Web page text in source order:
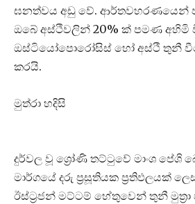
ඝනත්වය අඩු වේ. ආර්තවහරණයෙන්
ඔබේ අස්ථිවලින් 20% ක් පමණ අහිමි
ඔස්ටියෝපොරෝසිස් හෝ අස්ථි තුනී
කරයි.
මුත්රා හදිසි
දුර්වල වූ ශ්‍රෝණි තට්ටුවේ මාංශ
මාර්ගයේ දරු ප්‍රසූතියක ප්‍රතිඵලයක්
ඊස්ට්‍රජන් මට්ටම් හේතුවෙන් තුනී මුත්‍රා